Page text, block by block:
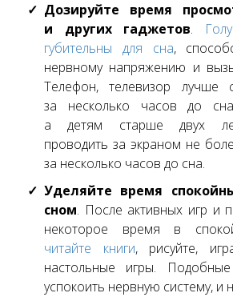
Дозируйте время
и других гаджетов.
губительны для сна,
нервному напряжению и
Телефон, телевизор лучше
за несколько часов до
а детям старше двух
проводить за экраном не
за несколько часов до сна.
Уделяйте время
сном. После активных игр и
некоторое время в
читайте книги, рисуйте,
настольные игры.
успокоить нервную систему, и